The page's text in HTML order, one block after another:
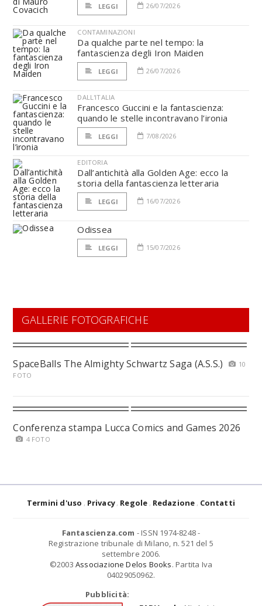
LEGGI 26/07/2026
CONTAMINAZIONI
Da qualche parte nel tempo: la
fantascienza degli Iron Maiden
LEGGI 26/07/2026
DALL'ITALIA
Francesco Guccini e la fantascienza:
quando le stelle incontravano l’ironia
LEGGI 7/08/2026
EDITORIA
Dall’antichità alla Golden Age: ecco la
storia della fantascienza letteraria
LEGGI 16/07/2026
Odissea
LEGGI 15/07/2026
GALLERIE FOTOGRAFICHE
SpaceBalls The Almighty Schwartz Saga (A.S.S.)
10
FOTO
Conferenza stampa Lucca Comics and Games 2026
4 FOTO
Termini d'uso Privacy Regole Redazione Contatti
Fantascienza.com - ISSN 1974-8248 -
Registrazione tribunale di Milano, n. 521 del 5
settembre 2006.
©2003 Associazione Delos Books. Partita Iva
04029050962.
Pubblicità: